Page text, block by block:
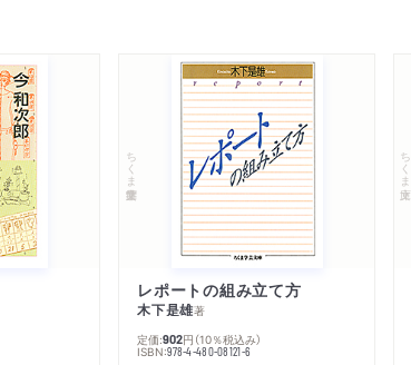
ちくま学芸文庫
レポートの組み立て方
木下是雄著
定価:902円 （10％税込み）
ISBN:978-4-480-08121-6
ちくま文庫